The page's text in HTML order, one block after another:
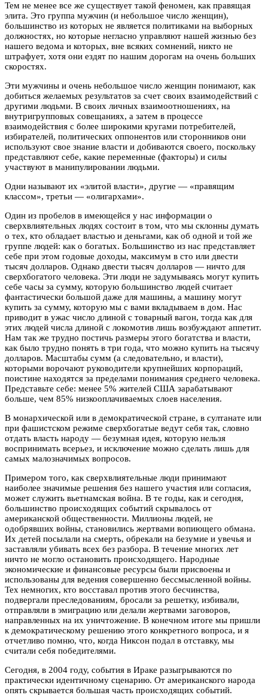
Тем не менее все же существует такой феномен, как правящая
элита. Это группа мужчин (и небольшое число женщин),
большинство из которых не является политиками на выборных
должностях, но которые негласно управляют нашей жизнью без
нашего ведома и которых, вне всяких сомнений, никто не
штрафует, хотя они ездят по нашим дорогам на очень больших
скоростях.
Эти мужчины и очень небольшое число женщин понимают, как
добиться желаемых результатов за счет своих взаимодействий с
другими людьми. В своих личных взаимоотношениях, на
внутригрупповых совещаниях, а затем в процессе
взаимодействия с более широкими кругами потребителей,
избирателей, политических оппонентов или сторонников они
используют свое знание власти и добиваются своего, поскольку
представляют себе, какие переменные (факторы) и силы
участвуют в манипулировании людьми.
Одни называют их «элитой власти», другие — «правящим
классом», третьи — «олигархами».
Один из пробелов в имеющейся у нас информации о
сверхвлиятельных людях состоит в том, что мы склонны думать
о тех, кто обладает властью и деньгами, как об одной и той же
группе людей: как о богатых. Большинство из нас представляет
себе при этом годовые доходы, максимум в сто или двести
тысяч долларов. Однако двести тысяч долларов — ничто для
сверхбогатого человека. Эти люди не задумываясь могут купить
себе часы за сумму, которую большинство людей считает
фантастически большой даже для машины, а машину могут
купить за сумму, которую мы с вами вкладываем в дом. Нас
приводит в ужас число длиной с товарный вагон, тогда как для
этих людей числа длиной с локомотив лишь возбуждают аппетит.
Нам так же трудно постичь размеры этого богатства и власти,
как было трудно понять в три года, что можно купить на тысячу
долларов. Масштабы сумм (а следовательно, и власти),
которыми ворочают руководители крупнейших корпораций,
поистине находятся за пределами понимания среднего человека.
Представьте себе: менее 5% жителей США зарабатывают
больше, чем 85% низкооплачиваемых слоев населения.
В монархической или в демократической стране, в султанате или
при фашистском режиме сверхбогатые ведут себя так, словно
отдать власть народу — безумная идея, которую нельзя
воспринимать всерьез, и исключение можно сделать лишь для
самых малозначимых вопросов.
Примером того, как сверхвлиятельные люди принимают
наиболее значимые решения без нашего участия или согласия,
может служить вьетнамская война. В те годы, как и сегодня,
большинство происходящих событий скрывалось от
американской общественности. Миллионы людей, не
одобрявших войны, становились жертвами вопиющего обмана.
Их детей посылали на смерть, обрекали на безумие и увечья и
заставляли убивать всех без разбора. В течение многих лет
ничто не могло остановить происходящего. Народные
экономические и финансовые ресурсы были присвоены и
использованы для ведения совершенно бессмысленной войны.
Тех немногих, кто восставал против этого бесчинства,
подвергали преследованиям, бросали за решетку, избивали,
отправляли в эмиграцию или делали жертвами заговоров,
направленных на их уничтожение. В конечном итоге мы пришли
к демократическому решению этого конкретного вопроса, и я
отчетливо помню, что, когда Никсон подал в отставку, мы
считали себя победителями.
Сегодня, в 2004 году, события в Ираке разыгрываются по
практически идентичному сценарию. От американского народа
опять скрывается большая часть происходящих событий.